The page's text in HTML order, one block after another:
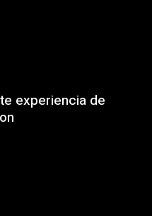
experiencia de